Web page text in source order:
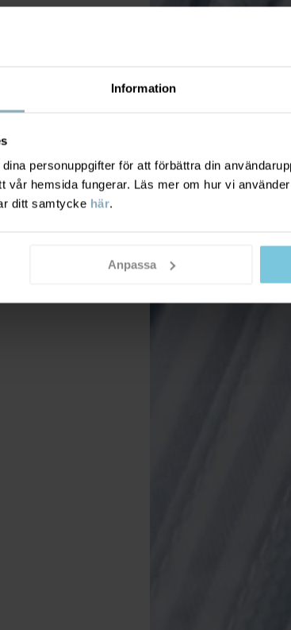
Information
personuppgifter för att förbättra din
vår hemsida fungerar. Läs mer om hur vi
ditt samtycke här.
Anpassa